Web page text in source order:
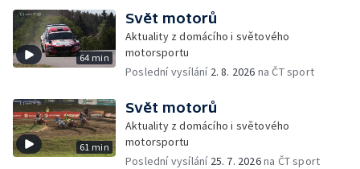
64 min
Svět motorů
Aktuality z domácího i světového
motorsportu
Poslední vysílání 2. 8. 2026 na ČT sport
61 min
Svět motorů
Aktuality z domácího i světového
motorsportu
Poslední vysílání 25. 7. 2026na ČT sport